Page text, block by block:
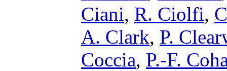
Ciani, R. Ciolfi,
A. Clark, P.
Coccia, P.-F.